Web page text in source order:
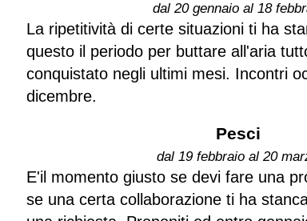
dal 20 gennaio al 18
La ripetitività di certe situazioni ti ha
questo il periodo per buttare all'aria
conquistato negli ultimi mesi. Incontri
dicembre.
Pesci
dal 19 febbraio al 20
E'il momento giusto se devi fare una
se una certa collaborazione ti ha